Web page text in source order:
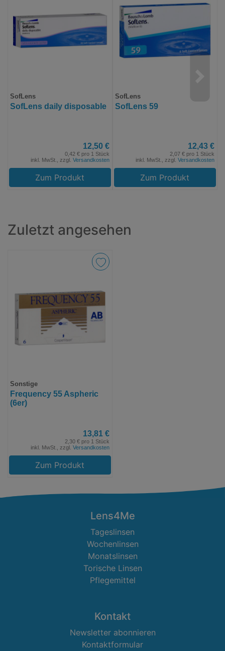
SofLens
SofLens daily disposable
12,50 €
0,42 € pro 1 Stück
inkl. MwSt., zzgl. Versandkosten
Zum Produkt
SofLens
SofLens 59
12,43 €
2,07 € pro 1 Stück
inkl. MwSt., zzgl. Versandkosten
Zum Produkt
Zuletzt angesehen
Sonstige
Frequency 55 Aspheric
(6er)
13,81 €
2,30 € pro 1 Stück
inkl. MwSt., zzgl. Versandkosten
Zum Produkt
Lens4Me
Tageslinsen
Wochenlinsen
Monatslinsen
Torische Linsen
Pflegemittel
Kontakt
Newsletter abonnieren
Kontaktformular